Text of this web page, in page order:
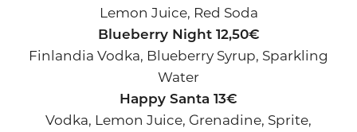
Lemon Juice, Red Soda
Blueberry Night 12,50€
Finlandia Vodka, Blueberry Syrup, Sparkling
Water
Happy Santa 13€
Vodka, Lemon Juice, Grenadine, Sprite,